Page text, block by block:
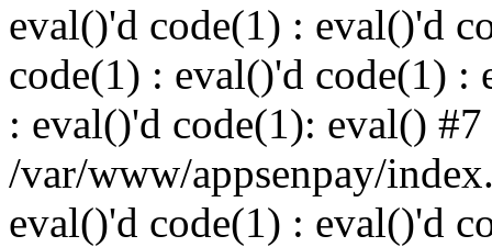
eval()'d code(1) : eval()'d
code(1) : eval()'d code(1) :
: eval()'d code(1): eval() #7
/var/www/appsenpay/
eval()'d code(1) : eval()'d